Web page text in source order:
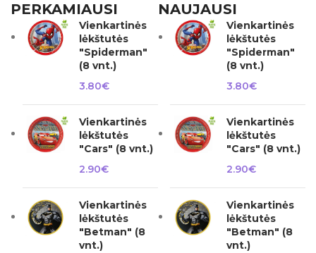
PERKAMIAUSI
Vienkartinės
lėkštutės
"Spiderman"
(8 vnt.)
3.80€
Vienkartinės
lėkštutės
"Cars" (8 vnt.)
2.90€
Vienkartinės
lėkštutės
"Betman" (8
vnt.)
NAUJAUSI
Vienkartinės
lėkštutės
"Spiderman"
(8 vnt.)
3.80€
Vienkartinės
lėkštutės
"Cars" (8 vnt.)
2.90€
Vienkartinės
lėkštutės
"Betman" (8
vnt.)